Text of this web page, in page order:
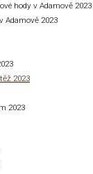
hody v Adamově 2023
Adamově 2023
2023
2023